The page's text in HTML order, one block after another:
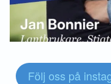
Följ oss på